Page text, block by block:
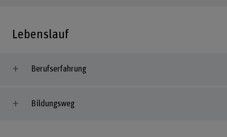
Lebenslauf
Berufserfahrung
Bildungsweg